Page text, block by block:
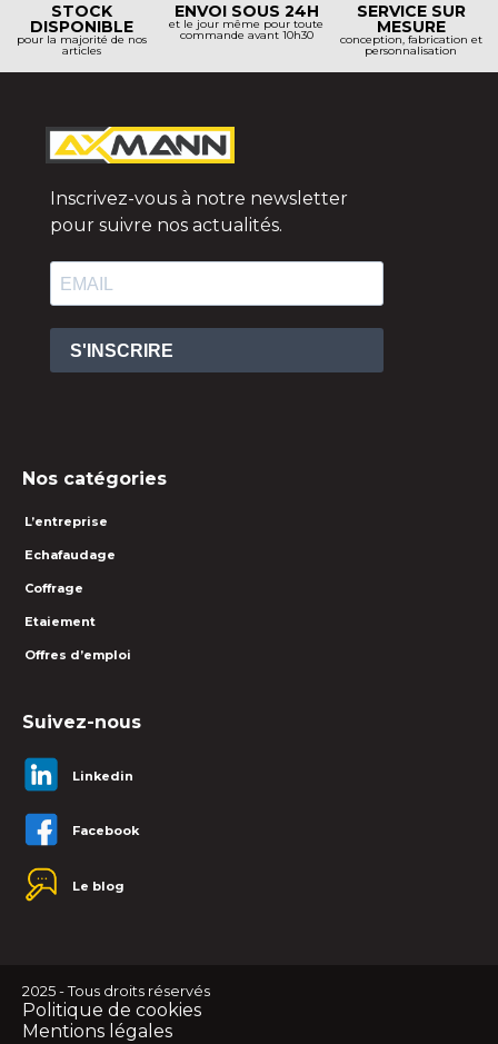
STOCK
DISPONIBLE
pour la majorité de nos
articles
ENVOI SOUS 24H
et le jour même pour toute
commande avant 10h30
SERVICE SUR
MESURE
conception, fabrication et
personnalisation
Inscrivez-vous à notre newsletter
pour suivre nos actualités.
S'INSCRIRE
Nos catégories
L’entreprise
Echafaudage
Coffrage
Etaiement
Offres d’emploi
Suivez-nous
Linkedin
Facebook
Le blog
2025 - Tous droits réservés
Politique de cookies
Mentions légales